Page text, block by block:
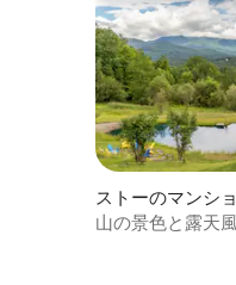
ストーのマンシ
ート
山の景色と露天